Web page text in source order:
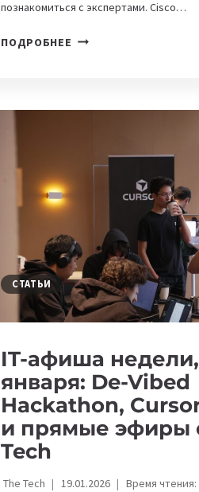
познакомиться с экспертами. Cisco…
ПОДРОБНЕЕ IT-
15
LIVE
EUROPE,
И
ПРЯМЫЕ
ЭФИРЫ
ОТ
THE
СТАТЬИ
IT-афиша недели,
января: De-Vibed
Hackathon,
и прямые эфиры
Tech
The Tech 19.01.2026 Время чтения: